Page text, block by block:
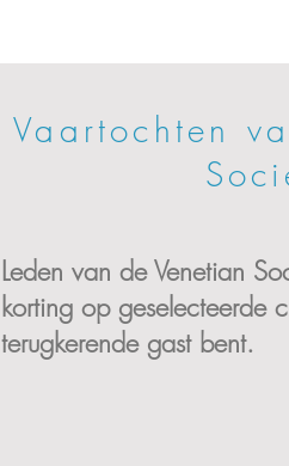
Vaartochten
Leden van de Venetian
korting op geselecteerde
terugkerende gast bent.